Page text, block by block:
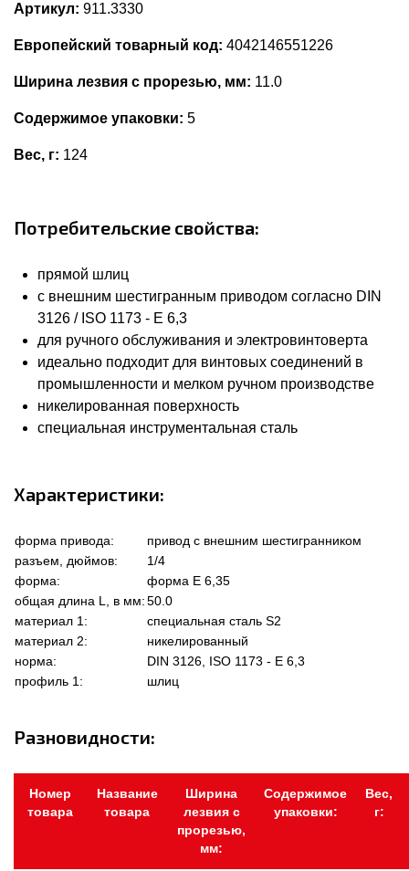
Артикул: 911.3330
Европейский товарный код: 4042146551226
Ширина лезвия с прорезью, мм: 11.0
Содержимое упаковки: 5
Вес, г: 124
Потребительские свойства:
прямой шлиц
с внешним шестигранным приводом согласно DIN
3126 / ISO 1173 - E 6,3
для ручного обслуживания и электровинтоверта
идеально подходит для винтовых соединений в
промышленности и мелком ручном производстве
никелированная поверхность
специальная инструментальная сталь
Характеристики:
форма привода:
привод с внешним шестигранником
разъем, дюймов:
1/4
форма:
форма Е 6,35
общая длина L, в мм:50.0
материал 1:
специальная сталь S2
материал 2:
никелированный
норма:
DIN 3126, ISO 1173 - E 6,3
профиль 1:
шлиц
Разновидности:
Номер
товара
Название
товара
Ширина
лезвия с
прорезью,
мм:
Содержимое
упаковки:
Вес,
г: